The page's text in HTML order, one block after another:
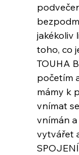
jakékoliv
toho, co
TOUHA
početím
mámy k
vnímat
vnímán
vytvářet